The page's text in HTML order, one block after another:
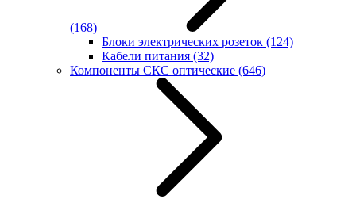
(168)
Блоки электрических розеток (124)
Кабели питания (32)
Компоненты СКС оптические (646)